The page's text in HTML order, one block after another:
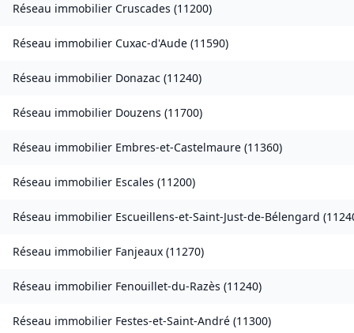
Réseau immobilier Cruscades (11200)
Réseau immobilier Cuxac-d'Aude (11590)
Réseau immobilier Donazac (11240)
Réseau immobilier Douzens (11700)
Réseau immobilier Embres-et-Castelmaure (11360)
Réseau immobilier Escales (11200)
Réseau immobilier Escueillens-et-Saint-Just-de-Bélengard (
Réseau immobilier Fanjeaux (11270)
Réseau immobilier Fenouillet-du-Razès (11240)
Réseau immobilier Festes-et-Saint-André (11300)